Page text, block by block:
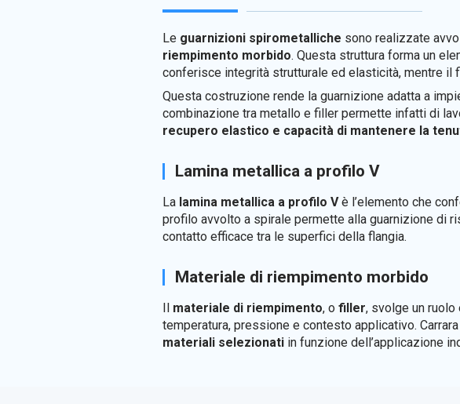
Le guarnizioni spirometalliche sono realizzate
riempimento morbido. Questa struttura forma un
conferisce integrità strutturale ed elasticità, mentre il
Questa costruzione rende la guarnizione adatta a
combinazione tra metallo e filler permette infatti di
recupero elastico e capacità di mantenere la
Lamina metallica a profilo V
La lamina metallica a profilo Vè l’elemento che
profilo avvolto a spirale permette alla guarnizione di
contatto efficace tra le superfici della flangia.
Materiale di riempimento morbido
materiale di riempimento, o filler, svolge un
temperatura, pressione e contesto applicativo.
materiali selezionati in funzione dell’applicazione